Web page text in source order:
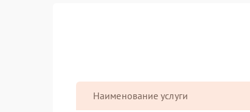
Наименование услуги